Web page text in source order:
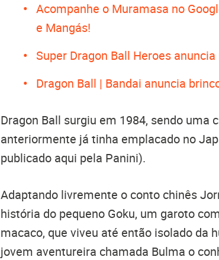
Acompanhe o Muramasa no
e Mangás!
Super Dragon Ball Heroes
Dragon Ball | Bandai anuncia
Dragon Ball surgiu em 1984, sendo uma
anteriormente já tinha emplacado no
publicado aqui pela Panini).
Adaptando livremente o conto chinês
história do pequeno Goku, um garoto
macaco, que viveu até então isolado da
jovem aventureira chamada Bulma o